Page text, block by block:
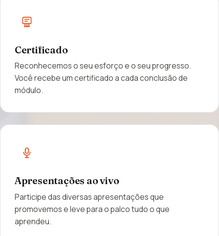
Certificado
Reconhecemos o seu esforço e o seu progresso.
Você recebe um certificado a cada conclusão de
módulo.
Apresentações ao vivo
Participe das diversas apresentações que
promovemos e leve para o palco tudo o que
aprendeu.